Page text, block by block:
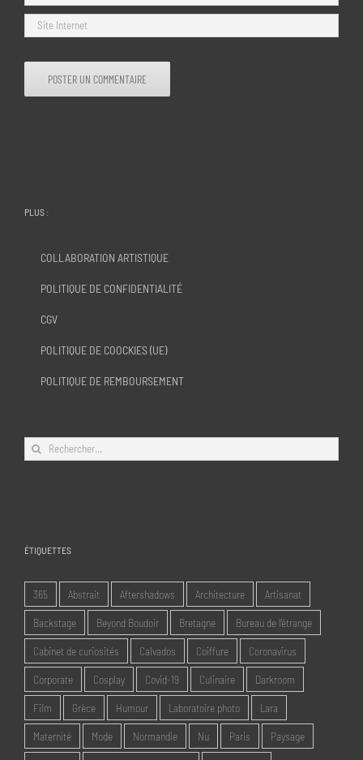
PLUS :
COLLABORATION ARTISTIQUE
POLITIQUE DE CONFIDENTIALITÉ
CGV
POLITIQUE DE COOCKIES (UE)
POLITIQUE DE REMBOURSEMENT
Rechercher:
ÉTIQUETTES
365 Abstrait Aftershadows Architecture Artisanat
Backstage Beyond Boudoir Bretagne Bureau de l'étrange
Cabinet de curiosités Calvados Coiffure Coronavirus
Corporate Cosplay Covid-19 Culinaire Darkroom
Film Grèce Humour Laboratoire photo Lara
Maternité Mode Normandie Nu Paris Paysage